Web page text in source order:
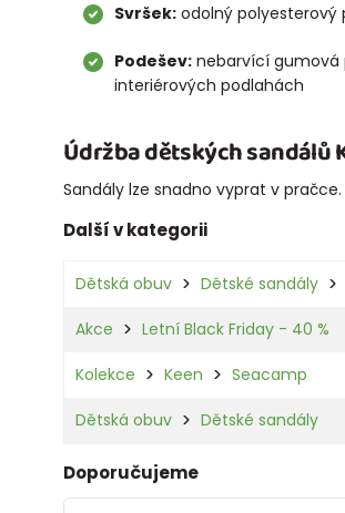
Svršek:odolný polyesterový
Podešev:nebarvící gumová
interiérových podlahách
Údržba dětských sandálů
Sandály lze snadno vyprat v
Další v kategorii
Dětská obuv Dětské sandály
Akce Letní Black Friday - 40 %
Kolekce Keen Seacamp
Dětská obuv Dětské sandály
Doporučujeme